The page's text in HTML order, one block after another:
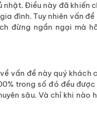
Điều này đã
đình. Tuy nhiên vấn
đừng ngần ngại mà
vấn đề này quý
trong số đó đều
sâu. Và chỉ khi